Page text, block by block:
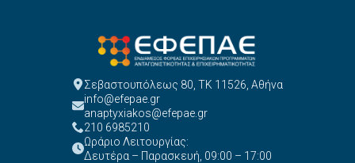
Σεβαστουπόλεως 80, ΤΚ 11526, Αθήνα
info@efepae.gr
anaptyxiakos@efepae.gr
210 6985210
Ωράριο Λειτουργίας:
Δευτέρα – Παρασκευή, 09:00 – 17:00